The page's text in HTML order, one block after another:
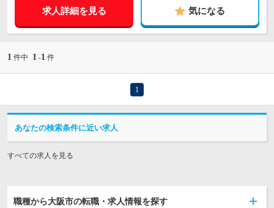
求人詳細を見る 気になる
1 件中 1 -1 件
1
あなたの検索条件に近い求人
すべての求人を見る
職種から大阪市の転職・求人情報を探す